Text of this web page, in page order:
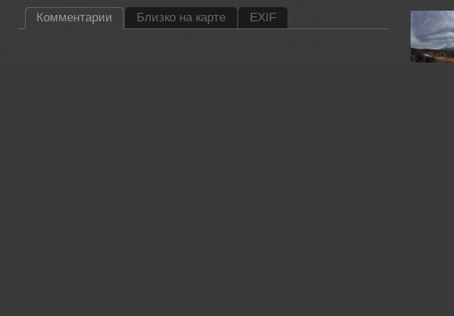
Комментарии Близко на карте EXIF